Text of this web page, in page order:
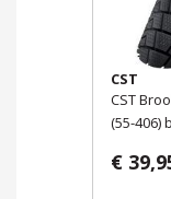
CST
CST
(55-406)
€